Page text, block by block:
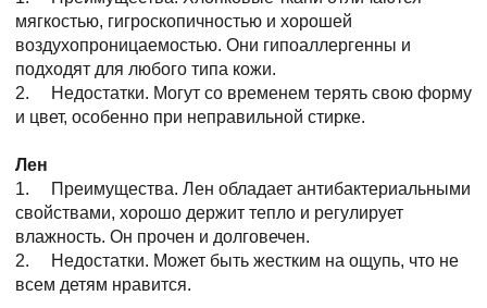
мягкостью, гигроскопичностью и хорошей
воздухопроницаемостью. Они гипоаллергенны и
подходят для любого типа кожи.
2. Недостатки. Могут со временем терять свою форму
и цвет, особенно при неправильной стирке.
Лен
1. Преимущества. Лен обладает антибактериальными
свойствами, хорошо держит тепло и регулирует
влажность. Он прочен и долговечен.
2. Недостатки. Может быть жестким на ощупь, что не
всем детям нравится.